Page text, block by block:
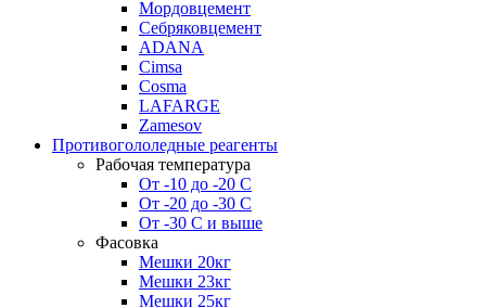
Мордовцемент
Себряковцемент
ADANA
Cimsa
Cosma
LAFARGE
Zamesov
Противогололедные реагенты
Рабочая температура
От -10 до -20 С
От -20 до -30 С
От -30 С и выше
Фасовка
Мешки 20кг
Мешки 23кг
Мешки 25кг